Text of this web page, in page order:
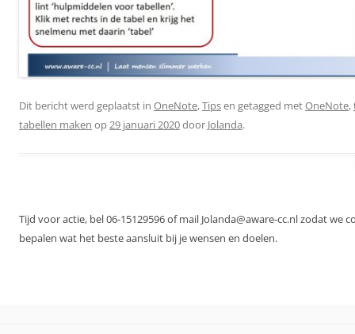
Dit bericht werd geplaatst in OneNote,Tipsen getagged metOneNote,
tabellen maken op29 januari 2020door Jolanda.
Tijd voor actie, bel 06-15129596 of mail Jolanda@aware-cc.nl zodat we
bepalen wat het beste aansluit bij je wensen en doelen.